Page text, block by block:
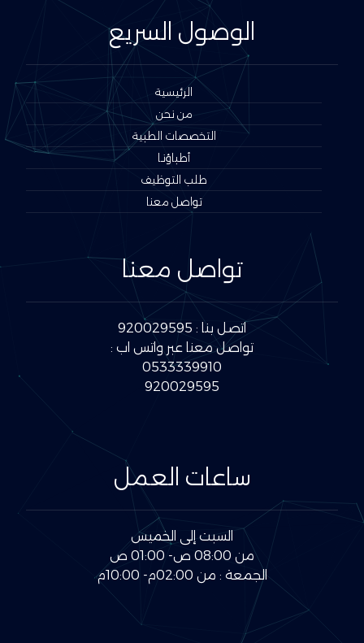
الوصول السريع
الرئيسية
من نحن
التخصصات الطبية
أطباؤنـا
طلب التوظيف
تواصل معنا
تواصل معنا
اتصل بنا : 920029595
تواصل معنا عبر واتس اب :
0533339910
920029595
ساعات العمل
السبت إلى الخميس
من 08:00 ص- 01:00 ص
الجمعة : من 02:00م- 10:00م